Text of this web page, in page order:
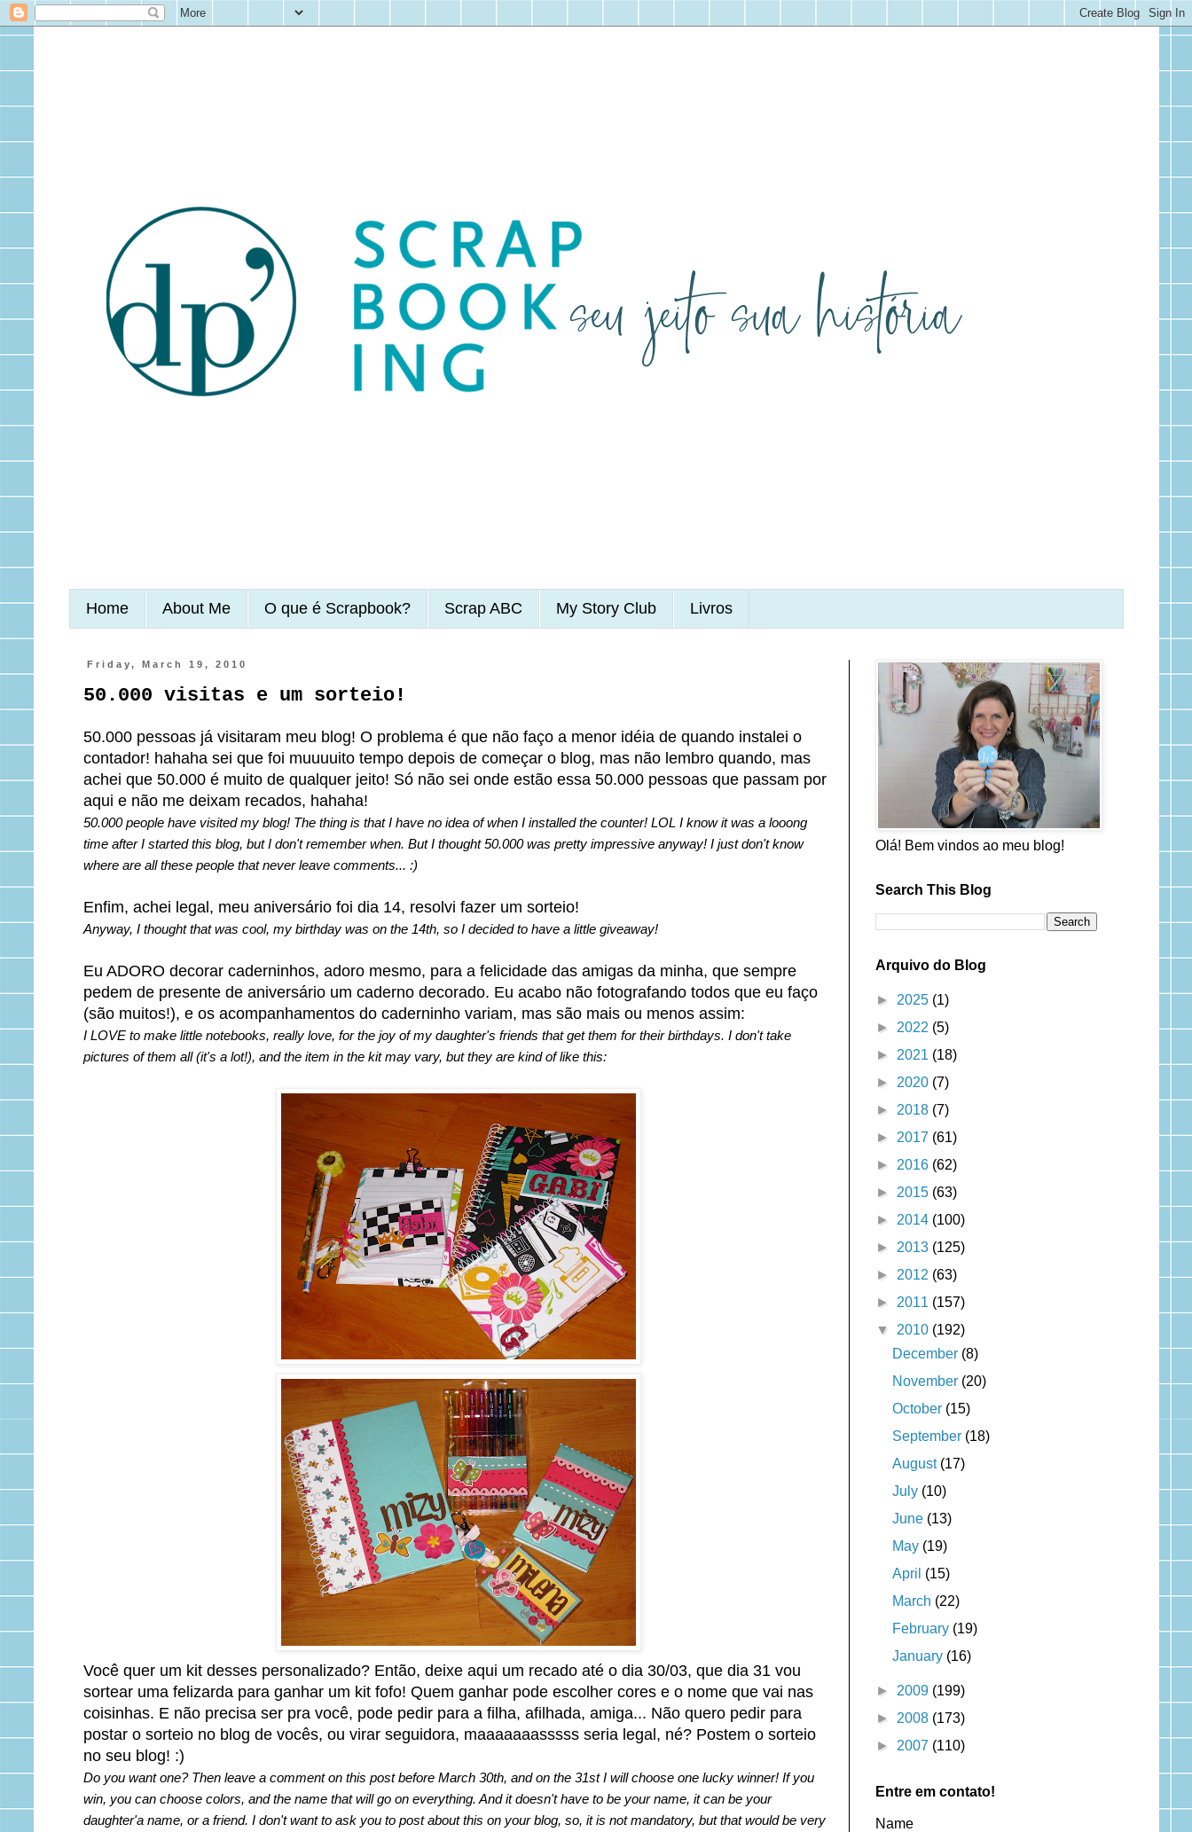
Home About Me O que é Scrapbook? Scrap ABC My Story Club Livros
Friday, March 19, 2010
50.000 visitas e um sorteio!
50.000 pessoas já visitaram meu blog! O problema é que não faço a menor idéia de quando instalei o
contador! hahaha sei que foi muuuuito tempo depois de começar o blog, mas não lembro quando, mas
achei que 50.000 é muito de qualquer jeito! Só não sei onde estão essa 50.000 pessoas que passam por
aqui e não me deixam recados, hahaha!
50.000 people have visited my blog! The thing is that I have no idea of when I installed the counter! LOL I know it was a looong
time after I started this blog, but I don't remember when. But I thought 50.000 was pretty impressive anyway! I just don't know
where are all these people that never leave comments... :)
Enfim, achei legal, meu aniversário foi dia 14, resolvi fazer um sorteio!
Anyway, I thought that was cool, my birthday was on the 14th, so I decided to have a little giveaway!
Eu ADORO decorar caderninhos, adoro mesmo, para a felicidade das amigas da minha, que sempre
pedem de presente de aniversário um caderno decorado. Eu acabo não fotografando todos que eu faço
(são muitos!), e os acompanhamentos do caderninho variam, mas são mais ou menos assim:
I LOVE to make little notebooks, really love, for the joy of my daughter's friends that get them for their birthdays. I don't take
pictures of them all (it's a lot!), and the item in the kit may vary, but they are kind of like this:
Você quer um kit desses personalizado? Então, deixe aqui um recado até o dia 30/03, que dia 31 vou
sortear uma felizarda para ganhar um kit fofo! Quem ganhar pode escolher cores e o nome que vai nas
coisinhas. E não precisa ser pra você, pode pedir para a filha, afilhada, amiga... Não quero pedir para
postar o sorteio no blog de vocês, ou virar seguidora, maaaaaaasssss seria legal, né? Postem o sorteio
no seu blog! :)
Do you want one? Then leave a comment on this post before March 30th, and on the 31st I will choose one lucky winner! If you
win, you can choose colors, and the name that will go on everything. And it doesn't have to be your name, it can be your
daughter'a name, or a friend. I don't want to ask you to post about this on your blog, so, it is not mandatory, but that would be very
Olá! Bem vindos ao meu blog!
Search This Blog
Arquivo do Blog
► 2025 (1)
► 2022 (5)
► 2021 (18)
► 2020 (7)
► 2018 (7)
► 2017 (61)
► 2016 (62)
► 2015 (63)
► 2014 (100)
► 2013 (125)
► 2012 (63)
► 2011 (157)
▼ 2010 (192)
December (8)
November (20)
October (15)
September (18)
August (17)
July (10)
June (13)
May (19)
April (15)
March (22)
February (19)
January (16)
► 2009 (199)
► 2008 (173)
► 2007 (110)
Entre em contato!
Name